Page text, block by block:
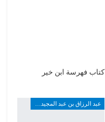
كتاب فهرسة ابن خير
عبد الرزاق بن عبد المجيد ألارو